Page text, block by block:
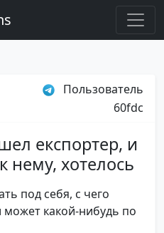
Пользователь
60fdc
експортер, и
нему, хотелось
под себя, с чего
может какой-нибудь по